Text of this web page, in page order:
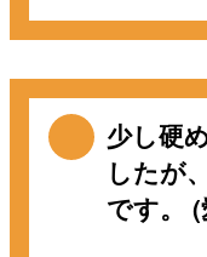
少し硬
したが
です。